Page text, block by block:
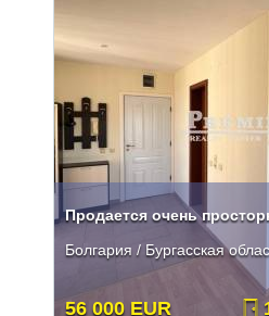
Болгария / Бургасская
56 000 EUR